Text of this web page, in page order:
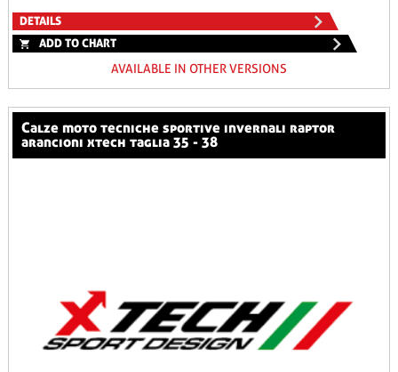
DETAILS
ADD TO CHART
AVAILABLE IN OTHER VERSIONS
calze moto tecniche sportive invernali raptor
arancioni xtech taglia 35 - 38